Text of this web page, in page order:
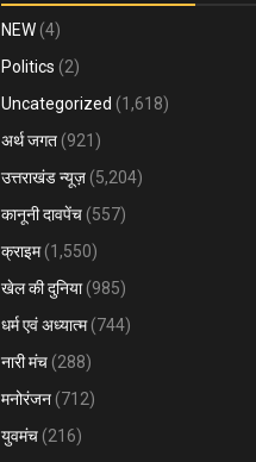
NEW (4)
Politics (2)
Uncategorized (1,618)
अर्थ जगत (921)
उत्तराखंड न्यूज़ (5,204)
कानूनी दावपेंच (557)
क्राइम(1,550)
खेल की दुनिया(985)
धर्म एवं अध्यात्म(744)
नारी मंच (288)
मनोरंजन (712)
युवमंच (216)